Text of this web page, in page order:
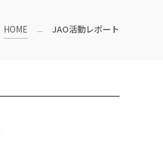
HOME JAO活動レポート